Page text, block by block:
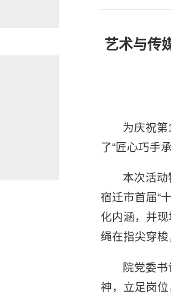
艺术与传
为庆祝
了“匠心巧手
本次活动
宿迁市首届“
化内涵，并
绳在指尖穿
院党委
神，立足岗